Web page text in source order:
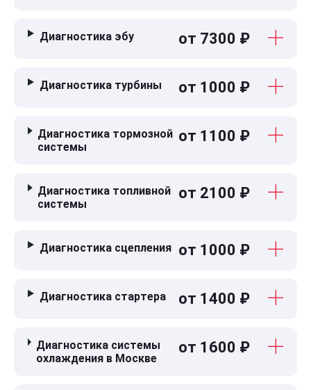
Диагностика эбу от 7300 ₽
Диагностика турбины от 1000 ₽
Диагностика тормозной
системы
от 1100 ₽
Диагностика топливной
системы
от 2100 ₽
Диагностика сцепления от 1000 ₽
Диагностика стартера от 1400 ₽
Диагностика системы
охлаждения в Москве
от 1600 ₽